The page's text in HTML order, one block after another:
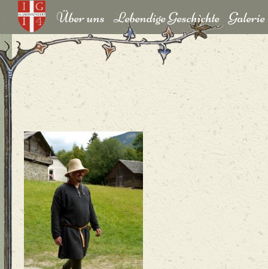
Über uns Lebendige Geschichte Galerie